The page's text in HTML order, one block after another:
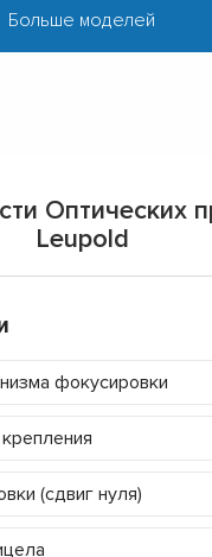
Больше моделей
Оптических
Leupold
фокусировки
(сдвиг нуля)